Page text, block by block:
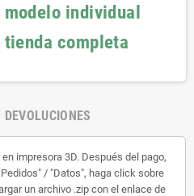
individual
completa
DEVOLUCIONES
impresora 3D. Después del pago,
/ "Datos", haga click sobre
un archivo .zip con el enlace de